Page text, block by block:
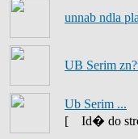
unnab ndla
UB Serim
Ub Serim ...
[
Id� do